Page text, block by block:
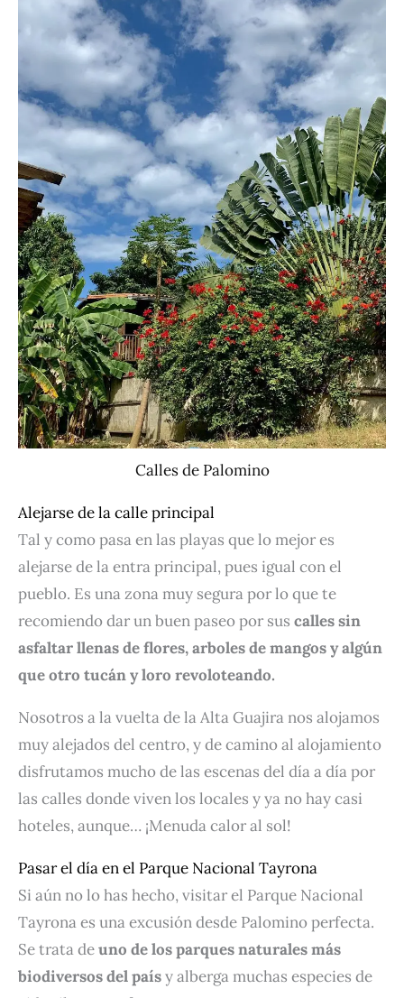
Calles de Palomino
Alejarse de la calle principal
Tal y como pasa en las playas que lo mejor es
alejarse de la entra principal, pues igual con el
pueblo. Es una zona muy segura por lo que te
recomiendo dar un buen paseo por sus calles sin
asfaltar llenas de flores, arboles de mangos y algún
que otro tucán y loro revoloteando.
Nosotros a la vuelta de la Alta Guajira nos alojamos
muy alejados del centro, y de camino al alojamiento
disfrutamos mucho de las escenas del día a día por
las calles donde viven los locales y ya no hay casi
hoteles, aunque… ¡Menuda calor al sol!
Pasar el día en el Parque Nacional Tayrona
Si aún no lo has hecho, visitar el Parque Nacional
Tayrona es una excusión desde Palomino perfecta.
Se trata deuno de los parques naturales más
biodiversos del paísy alberga muchas especies de